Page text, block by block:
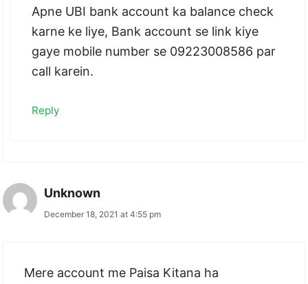
Apne UBI bank account ka balance check
karne ke liye, Bank account se link kiye
gaye mobile number se 09223008586 par
call karein.
Reply
Unknown
December 18, 2021 at 4:55 pm
Mere account me Paisa Kitana ha